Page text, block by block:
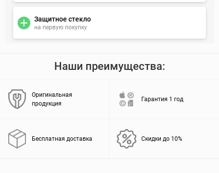
Защитное стекло
на первую покупку
Наши преимущества:
Оригинальная
продукция
Гарантия 1 год
Бесплатная доставка Скидки до 10%